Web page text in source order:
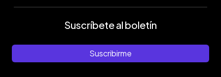
Suscríbete al boletín
Suscribirme